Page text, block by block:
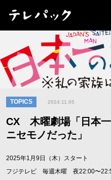
TOPICS 2024.11.05
CX 木曜劇場「日本
ニセモノだった」
2025年1月9日（木）スタート
フジテレビ 毎週木曜 夜22:00〜